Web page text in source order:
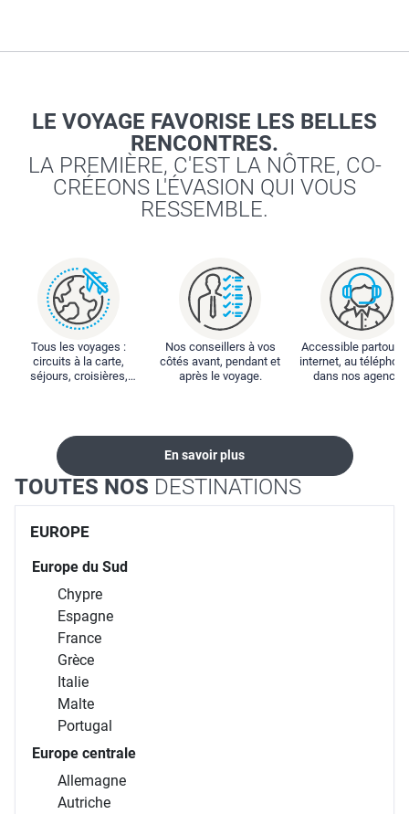
LE VOYAGE FAVORISE LES BELLES
RENCONTRES.
LA PREMIÈRE, C'EST LA NÔTRE, CO-
CRÉEONS L'ÉVASION QUI VOUS
RESSEMBLE.
Tous les voyages :
circuits à la carte,
séjours, croisières,
Nos conseillers à vos
côtés avant, pendant et
après le voyage.
Accessible partout :
internet, au
dans nos
En savoir plus
TOUTES NOS DESTINATIONS
EUROPE
Europe du Sud
Chypre
Espagne
France
Grèce
Italie
Malte
Portugal
Europe centrale
Allemagne
Autriche